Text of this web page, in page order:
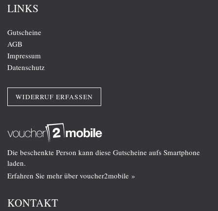
LINKS
Gutscheine
AGB
Impressum
Datenschutz
WIDERRUF ERFASSEN
Die beschenkte Person kann diese Gutscheine aufs Smartphone
laden.
Erfahren Sie mehr über voucher2mobile »
KONTAKT